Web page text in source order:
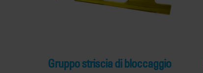
Gruppo striscia di bloccaggio